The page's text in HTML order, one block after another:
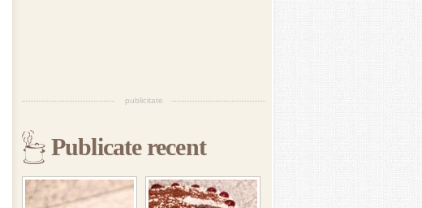
publicitate
Publicate recent